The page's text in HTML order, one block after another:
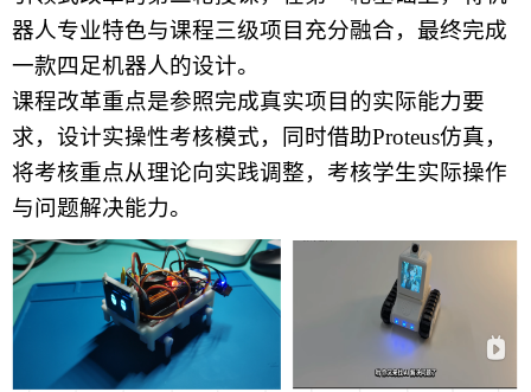
器人专业特色与课程三级项目充分融合，最终完成
一款四足机器人的设计。
课程改革重点是参照完成真实项目的实际能力要
求，设计实操性考核模式，同时借助Proteus仿真，
将考核重点从理论向实践调整，考核学生实际操作
与问题解决能力。